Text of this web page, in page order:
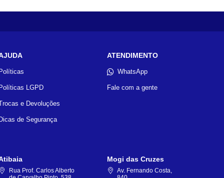
Políticas
Políticas LGPD
e Devoluções
Dicas de Segurança
ATENDIMENTO
WhatsApp
Fale com a gente
Rua Prof. Carlos Alberto
Mogi das Cruzes
Av. Fernando Costa,